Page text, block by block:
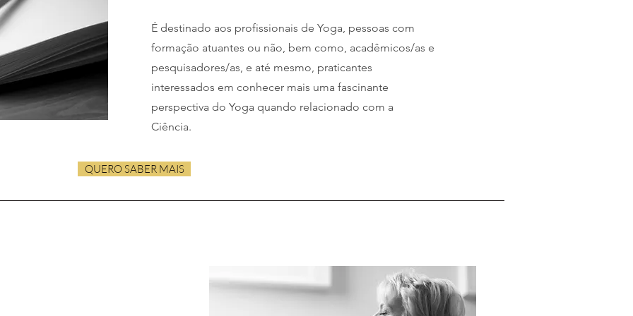
É destinado aos profissionais de Yoga, pessoas com
formação atuantes ou não, bem como, acadêmicos/as e
pesquisadores/as, e até mesmo, praticantes
interessados em conhecer mais uma fascinante
perspectiva do Yoga quando relacionado com a
Ciência.
QUERO SABER MAIS